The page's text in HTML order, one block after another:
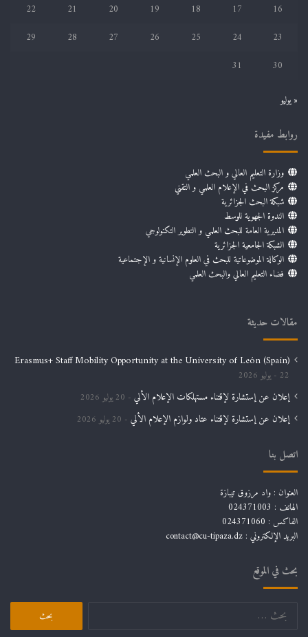
16
17
18
19
20
21
22
23
24
25
26
27
28
29
30
31
« يوليو
روابط مفيدة
وزارة التعليم العالي و البحث العلمي
مركز البحث في الإعلام العلمي و التقني
شبكة البحث الجزائرية
الندوة الجهوية للوسط
المديرية العامة للبحث العلمي و التطوير التكنولوجي
الشبكة الجامعية الجزائرية
الوكالة الموضوعاتية للبحث في العلوم الإنسانية و الإجتماعية
فضاء التعليم العالي والبحث العلمي
مقالات حديثة
Erasmus+ Staff Mobility Opportunity at the University of León (Spain)
22 يوليو 2026
إعلان عن إستشارة لإقتناء مستهلكات الإعلام الألي 20 يوليو 2026
إعلان عن إستشارة لإقتناء عتاد ولوازم الإعلام الألي 20 يوليو 2026
اتصل بنا
العنوان : واد مرزوق تيبازة
الهاتف : 024371003
الفاكس : 024371060
البريد الإلكتروني : contact@cu-tipaza.dz
بحث في الموقع
البحث